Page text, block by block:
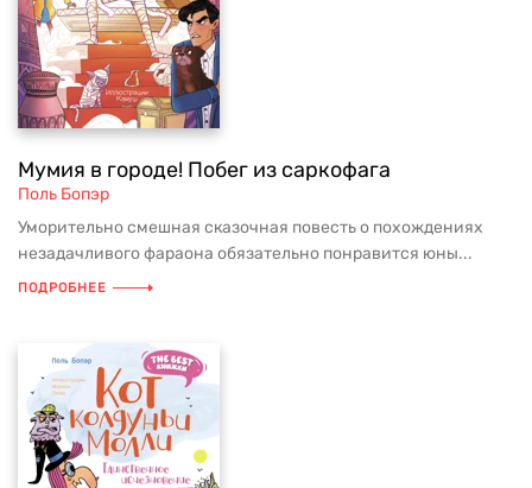
Мумия в городе! Побег из саркофага
Поль Бопэр
Уморительно смешная сказочная повесть о похождениях
незадачливого фараона обязательно понравится юны...
ПОДРОБНЕЕ